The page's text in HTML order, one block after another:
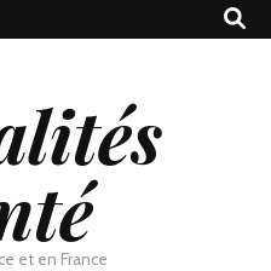
et en France